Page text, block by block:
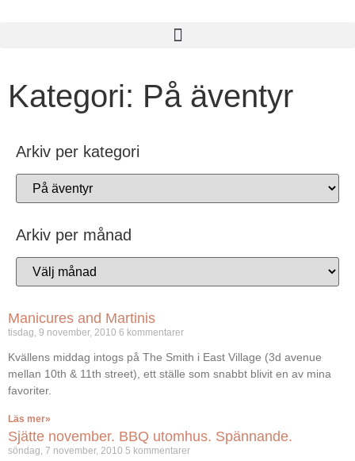
Kategori: På äventyr
Arkiv per kategori
Arkiv per månad
Manicures and Martinis
tisdag, 9 november, 2010 6 kommentarer
Kvällens middag intogs på The Smith i East Village (3d avenue
mellan 10th & 11th street), ett ställe som snabbt blivit en av mina
favoriter.
Läs mer»
Sjätte november. BBQ utomhus. Spännande.
söndag, 7 november, 2010 5 kommentarer